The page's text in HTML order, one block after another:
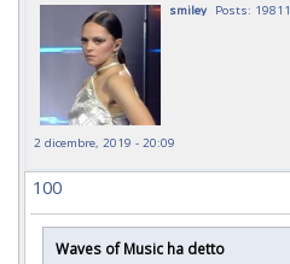
smiley Posts: 19811
2 dicembre, 2019 - 20:09
100
Waves of Music ha detto